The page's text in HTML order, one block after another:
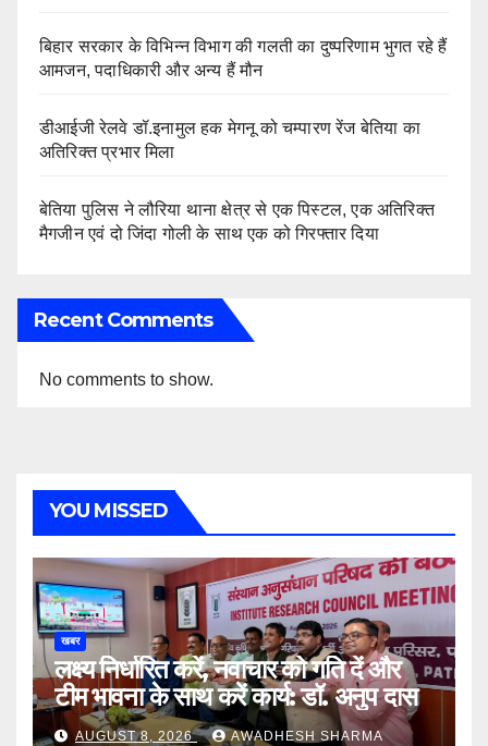
बिहार सरकार के विभिन्न विभाग की गलती का दुष्परिणाम भुगत रहे हैं
आमजन, पदाधिकारी और अन्य हैं मौन
डीआईजी रेलवे डॉ.इनामुल हक मेगनू को चम्पारण रेंज बेतिया का
अतिरिक्त प्रभार मिला
बेतिया पुलिस ने लौरिया थाना क्षेत्र से एक पिस्टल, एक अतिरिक्त
मैगजीन एवं दो जिंदा गोली के साथ एक को गिरफ्तार दिया
Recent Comments
No comments to show.
YOU MISSED
खबर
लक्ष्य निर्धारित करें, नवाचार को गति दें और
टीम भावना के साथ करें कार्य: डॉ. अनुप दास
AUGUST 8, 2026 AWADHESH SHARMA